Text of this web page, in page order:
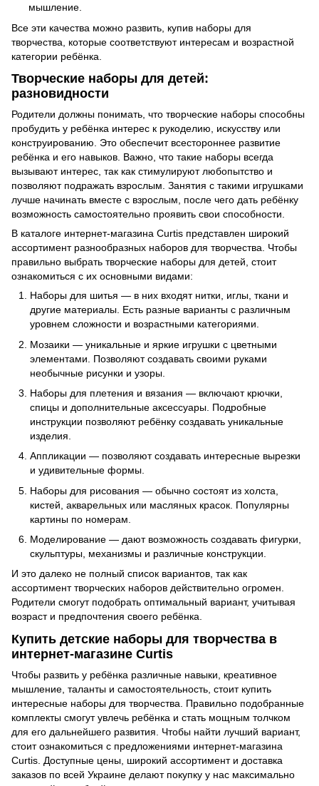
мышление.
Все эти качества можно развить, купив наборы для
творчества, которые соответствуют интересам и возрастной
категории ребёнка.
Творческие наборы для детей:
разновидности
Родители должны понимать, что творческие наборы способны
пробудить у ребёнка интерес к рукоделию, искусству или
конструированию. Это обеспечит всестороннее развитие
ребёнка и его навыков. Важно, что такие наборы всегда
вызывают интерес, так как стимулируют любопытство и
позволяют подражать взрослым. Занятия с такими игрушками
лучше начинать вместе с взрослым, после чего дать ребёнку
возможность самостоятельно проявить свои способности.
В каталоге интернет-магазина Curtis представлен широкий
ассортимент разнообразных наборов для творчества. Чтобы
правильно выбрать творческие наборы для детей, стоит
ознакомиться с их основными видами:
Наборы для шитья — в них входят нитки, иглы, ткани и
другие материалы. Есть разные варианты с различным
уровнем сложности и возрастными категориями.
Мозаики — уникальные и яркие игрушки с цветными
элементами. Позволяют создавать своими руками
необычные рисунки и узоры.
Наборы для плетения и вязания — включают крючки,
спицы и дополнительные аксессуары. Подробные
инструкции позволяют ребёнку создавать уникальные
изделия.
Аппликации — позволяют создавать интересные вырезки
и удивительные формы.
Наборы для рисования — обычно состоят из холста,
кистей, акварельных или масляных красок. Популярны
картины по номерам.
Моделирование — дают возможность создавать фигурки,
скульптуры, механизмы и различные конструкции.
И это далеко не полный список вариантов, так как
ассортимент творческих наборов действительно огромен.
Родители смогут подобрать оптимальный вариант, учитывая
возраст и предпочтения своего ребёнка.
Купить детские наборы для творчества в
интернет-магазине Curtis
Чтобы развить у ребёнка различные навыки, креативное
мышление, таланты и самостоятельность, стоит купить
интересные наборы для творчества. Правильно подобранные
комплекты смогут увлечь ребёнка и стать мощным толчком
для его дальнейшего развития. Чтобы найти лучший вариант,
стоит ознакомиться с предложениями интернет-магазина
Curtis. Доступные цены, широкий ассортимент и доставка
заказов по всей Украине делают покупку у нас максимально